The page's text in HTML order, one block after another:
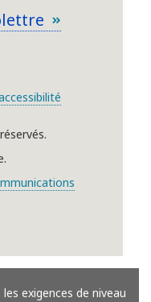
exigences de niveau